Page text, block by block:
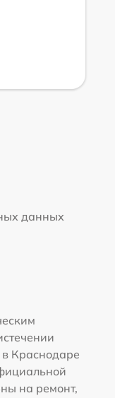
данных
Краснодаре
на ремонт,